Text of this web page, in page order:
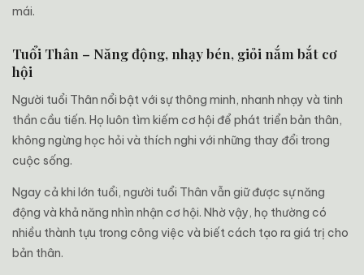
mái.
Tuổi Thân – Năng động, nhạy bén, giỏi nắm bắt cơ
hội
Người tuổi Thân nổi bật với sự thông minh, nhanh nhạy và tinh
thần cầu tiến. Họ luôn tìm kiếm cơ hội để phát triển bản thân,
không ngừng học hỏi và thích nghi với những thay đổi trong
cuộc sống.
Ngay cả khi lớn tuổi, người tuổi Thân vẫn giữ được sự năng
động và khả năng nhìn nhận cơ hội. Nhờ vậy, họ thường có
nhiều thành tựu trong công việc và biết cách tạo ra giá trị cho
bản thân.